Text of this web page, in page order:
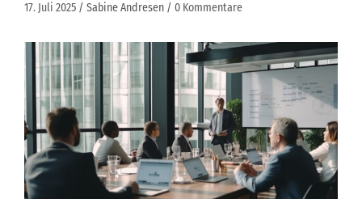
17. Juli 2025 Sabine Andresen 0 Kommentare